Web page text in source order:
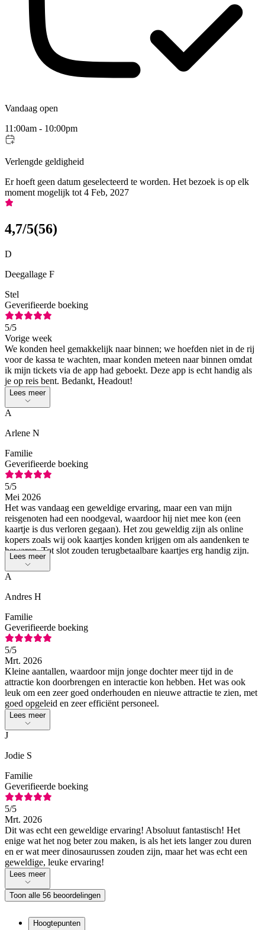
Vandaag open
11:00am - 10:00pm
Verlengde geldigheid
Er hoeft geen datum geselecteerd te worden. Het bezoek is op elk
moment mogelijk tot 4 Feb, 2027
4,7/5(56)
D
Deegallage F
Stel
Geverifieerde boeking
5/5
Vorige week
We konden heel gemakkelijk naar binnen; we hoefden niet in de rij
voor de kassa te wachten, maar konden meteen naar binnen omdat
ik mijn tickets via de app had geboekt. Deze app is echt handig als
je op reis bent. Bedankt, Headout!
Lees meer
A
Arlene N
Familie
Geverifieerde boeking
5/5
Mei 2026
Het was vandaag een geweldige ervaring, maar een van mijn
reisgenoten had een noodgeval, waardoor hij niet mee kon (een
kaartje is dus verloren gegaan). Het zou geweldig zijn als online
kopers zoals wij ook kaartjes konden krijgen om als aandenken te
bewaren. Tot slot zouden terugbetaalbare kaartjes erg handig zijn.
🙏🥰
Lees meer
A
Andres H
Familie
Geverifieerde boeking
5/5
Mrt. 2026
Kleine aantallen, waardoor mijn jonge dochter meer tijd in de
attractie kon doorbrengen en interactie kon hebben. Het was ook
leuk om een zeer goed onderhouden en nieuwe attractie te zien, met
goed opgeleid en zeer efficiënt personeel.
Lees meer
J
Jodie S
Familie
Geverifieerde boeking
5/5
Mrt. 2026
Dit was echt een geweldige ervaring! Absoluut fantastisch! Het
enige wat het nog beter zou maken, is als het iets langer zou duren
en er wat meer dinosaurussen zouden zijn, maar het was echt een
geweldige, leuke ervaring!
Lees meer
Toon alle 56 beoordelingen
Hoogtepunten